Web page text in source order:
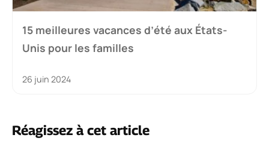
15 meilleures vacances d’été aux États-
Unis pour les familles
26 juin 2024
Réagissez à cet article